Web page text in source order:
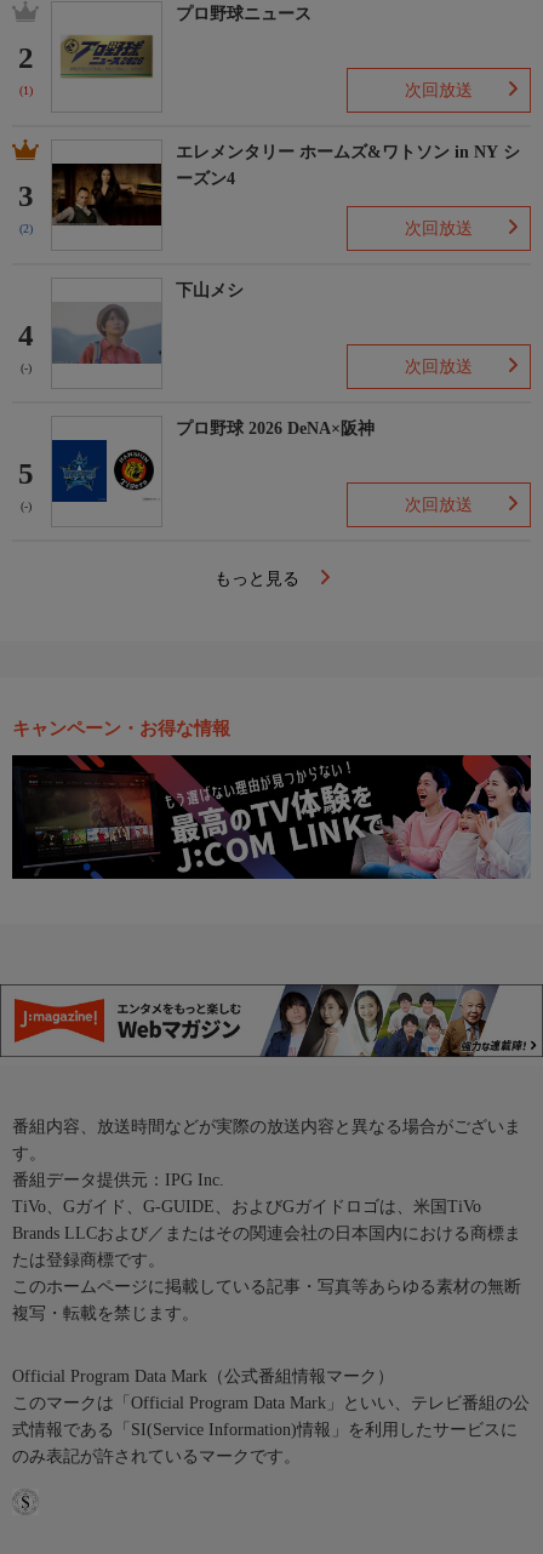
2
(1)
プロ野球ニュース
次回放送
3
(2)
エレメンタリー ホームズ&ワトソン in NY シ
ーズン4
次回放送
4
(-)
下山メシ
次回放送
5
(-)
プロ野球 2026 DeNA×阪神
次回放送
もっと見る
キャンペーン・お得な情報
番組内容、放送時間などが実際の放送内容と異なる場合がございま
す。
番組データ提供元：IPG Inc.
TiVo、Gガイド、G-GUIDE、およびGガイドロゴは、米国TiVo
Brands LLCおよび／またはその関連会社の日本国内における商標ま
たは登録商標です。
このホームページに掲載している記事・写真等あらゆる素材の無断
複写・転載を禁じます。
Official Program Data Mark（公式番組情報マーク）
このマークは「Official Program Data Mark」といい、テレビ番組の公
式情報である「SI(Service Information)情報」を利用したサービスに
のみ表記が許されているマークです。